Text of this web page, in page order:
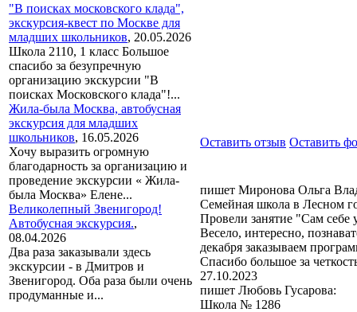
"В поисках московского клада",
экскурсия-квест по Москве для
младших школьников, 20.05.2026
Школа 2110, 1 класс Большое
спасибо за безупречную
организацию экскурсии "В
поисках Московского клада"!...
Жила-была Москва, автобусная
экскурсия для младших
школьников, 16.05.2026
Хочу выразить огромную
благодарность за организацию и
проведение экскурсии « Жила-
была Москва» Елене...
Великолепный Звенигород!
Автобусная экскурсия.,
08.04.2026
Два раза заказывали здесь
экскурсии - в Дмитров и
Звенигород. Оба раза были очень
продуманные и...
Оставить отзыв Оставить
пишет Миронова Ольга
Семейная школа в Лесном
Провели занятие "Сам себе
Весело, интересно,
декабря заказываем
Спасибо большое за
27.10.2023
пишет Любовь Гусарова:
Школа № 1286